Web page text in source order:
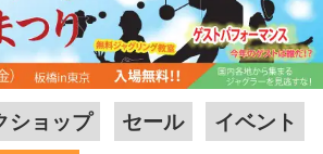
ショップ セール
イベント